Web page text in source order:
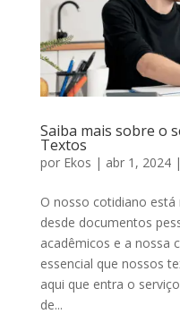
Saiba mais sobre o
Textos
por Ekos | abr 1, 2024|
O nosso cotidiano
desde documentos
acadêmicos e a nossa
essencial que nossos
aqui que entra o
de...